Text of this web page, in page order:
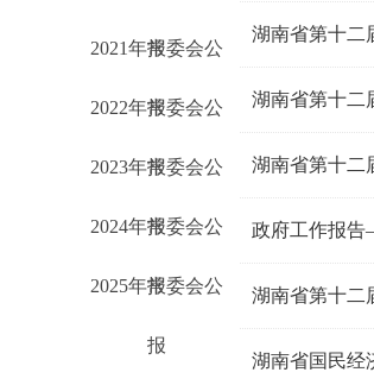
报
2021年常委会公
报
2022年常委会公
报
2023年常委会公
报
2024年常委会公
报
2025年常委会公
报
湖南省第十二
湖南省第十二
湖南省第十二
政府工作报告
湖南省国民经